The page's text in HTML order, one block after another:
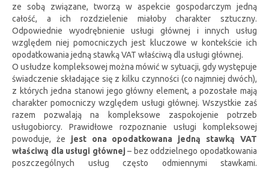
ze sobą związane, tworzą w aspekcie gospodarczym jedną
całość, a ich rozdzielenie miałoby charakter sztuczny.
Odpowiednie wyodrębnienie usługi głównej i innych usług
względem niej pomocniczych jest kluczowe w kontekście ich
opodatkowania jedną stawką VAT właściwą dla usługi głównej.
O usłudze kompleksowej można mówić w sytuacji, gdy występuje
świadczenie składające się z kilku czynności (co najmniej dwóch),
z których jedna stanowi jego główny element, a pozostałe mają
charakter pomocniczy względem usługi głównej. Wszystkie zaś
razem pozwalają na kompleksowe zaspokojenie potrzeb
usługobiorcy. Prawidłowe rozpoznanie usługi kompleksowej
powoduje, że jest ona opodatkowana jedną stawką VAT
właściwą dla usługi głównej – bez oddzielnego opodatkowania
poszczególnych usług często odmiennymi stawkami.